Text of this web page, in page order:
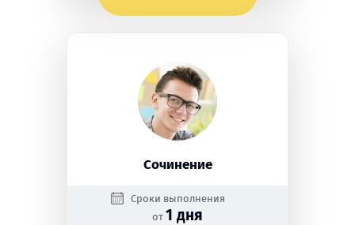
Сочинение
Сроки выполнения
от 1 дня